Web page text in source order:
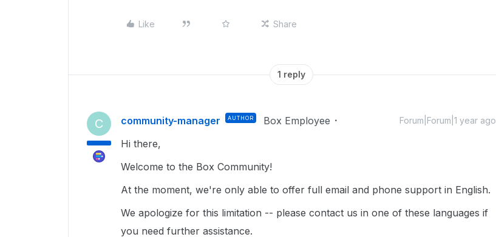
Like Share
1 reply
C community-manager AUTHOR Box Employee Forum|Forum|1 year ago
Hi there,
Welcome to the Box Community!
At the moment, we're only able to offer full email and phone support in English.
We apologize for this limitation -- please contact us in one of these languages if
you need further assistance.